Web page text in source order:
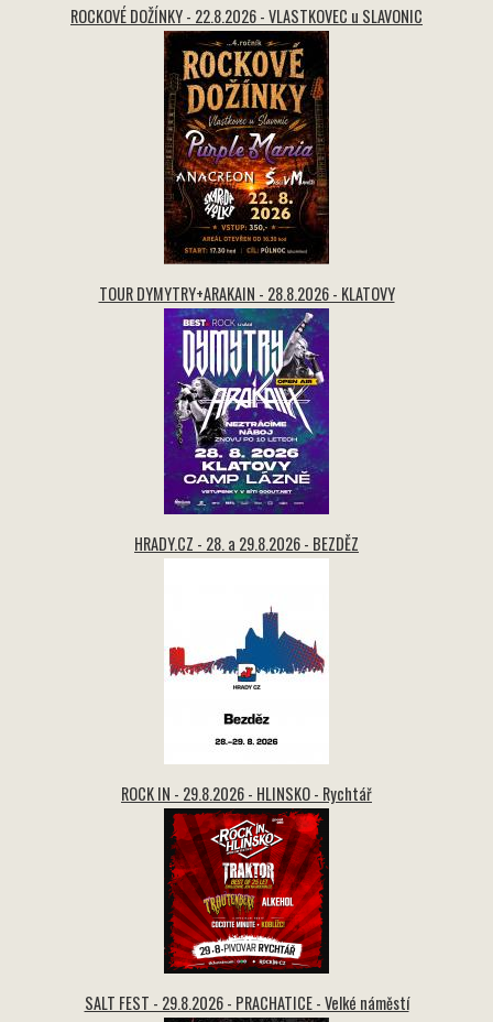
ROCKOVÉ DOŽÍNKY - 22.8.2026 - VLASTKOVEC u SLAVONIC
TOUR DYMYTRY+ARAKAIN - 28.8.2026 - KLATOVY
HRADY.CZ - 28. a 29.8.2026 - BEZDĚZ
ROCK IN - 29.8.2026 - HLINSKO - Rychtář
SALT FEST - 29.8.2026 - PRACHATICE - Velké náměstí